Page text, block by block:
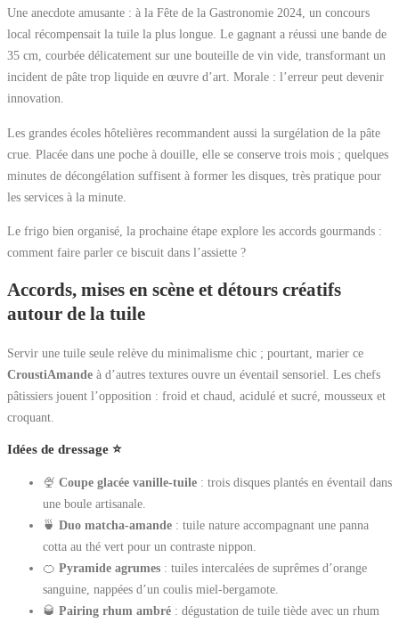
Une anecdote amusante : à la Fête de la Gastronomie 2024, un concours
local récompensait la tuile la plus longue. Le gagnant a réussi une bande de
35 cm, courbée délicatement sur une bouteille de vin vide, transformant un
incident de pâte trop liquide en œuvre d’art. Morale : l’erreur peut devenir
innovation.
Les grandes écoles hôtelières recommandent aussi la surgélation de la pâte
crue. Placée dans une poche à douille, elle se conserve trois mois ; quelques
minutes de décongélation suffisent à former les disques, très pratique pour
les services à la minute.
Le frigo bien organisé, la prochaine étape explore les accords gourmands :
comment faire parler ce biscuit dans l’assiette ?
Accords, mises en scène et détours créatifs
autour de la tuile
Servir une tuile seule relève du minimalisme chic ; pourtant, marier ce
CroustiAmande à d’autres textures ouvre un éventail sensoriel. Les chefs
pâtissiers jouent l’opposition : froid et chaud, acidulé et sucré, mousseux et
croquant.
Idées de dressage ⭐
🍨 Coupe glacée vanille-tuile : trois disques plantés en éventail dans
une boule artisanale.
🍵 Duo matcha-amande : tuile nature accompagnant une panna
cotta au thé vert pour un contraste nippon.
🍊 Pyramide agrumes : tuiles intercalées de suprêmes d’orange
sanguine, nappées d’un coulis miel-bergamote.
🥃 Pairing rhum ambré : dégustation de tuile tiède avec un rhum